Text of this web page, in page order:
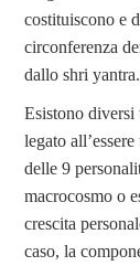
costituiscono e
circonferenza
dallo shri yantra.
Esistono diversi
legato
delle 9
macrocosmo o
crescita
caso, la